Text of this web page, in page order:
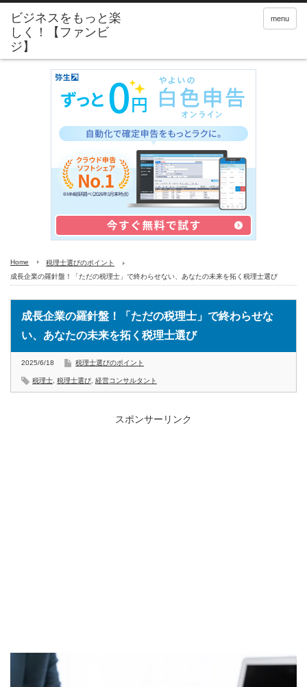
menu
Home
税理士選びのポイント
成長企業の羅針盤！「ただの税理士」で終わらせない、あなたの未来を拓く税理士選び
成長企業の羅針盤！「ただの税理士」で終わらせな
い、あなたの未来を拓く税理士選び
2025/6/18 税理士選びのポイント
税理士 税理士選び 経営コンサルタント
スポンサーリンク